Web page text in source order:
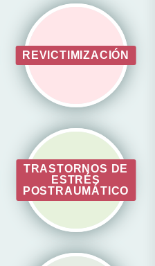
REVICTIMIZACIÓN
TRASTORNOS DE
ESTRÉS
POSTRAUMÁTICO